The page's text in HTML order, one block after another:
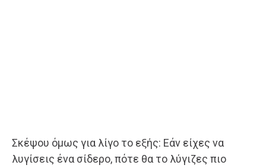
Σκέψου όμως για λίγο το εξής: Εάν είχες να
λυγίσεις ένα σίδερο, πότε θα το λύγιζες πιο